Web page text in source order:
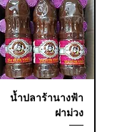
น้ำปลาร้านางฟ้า
ฝาม่วง